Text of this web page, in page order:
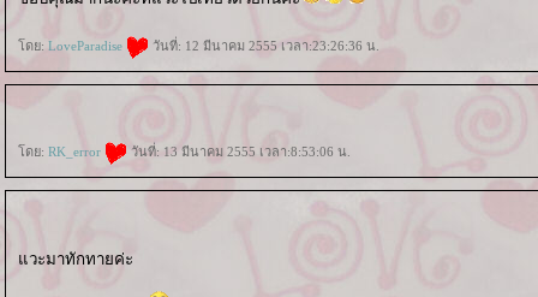
ดย: LoveParadise วันที่: 12 มีนาคม 2555 เวลา:23:26:36 น.
ดย: RK_error วันที่: 13 มีนาคม 2555 เวลา:8:53:06 น.
วะมาทักทายค่ะ